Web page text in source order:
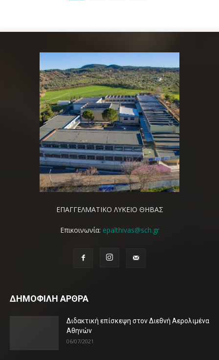
ΕΠΑΓΓΕΛΜΑΤΙΚΟ ΛΥΚΕΙΟ ΘΗΒΑΣ
Επικοινωνία: epalthivas@sch.gr
ΔΗΜΟΦΙΛΗ ΑΡΘΡΑ
Διδακτική επίσκεψη στον Διεθνή Αερολιμένα
Αθηνών
06/07/2021